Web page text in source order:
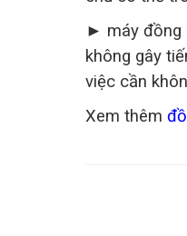
► máy đồng
không gây
việc cần
Xem thêm